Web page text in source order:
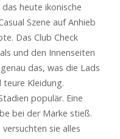
heute ikonische
Szene auf Anhieb
Das Club Check
und den Innenseiten
das, was die Lads
Kleidung.
populär. Eine
bei der Marke stieß.
sie alles